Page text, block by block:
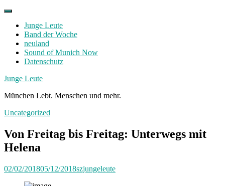
Skip
contentJunge Leute
Band der Woche
neuland
Sound of Munich Now
Datenschutz
Facebook
Twitter
Instagram
Junge Leute
München Lebt. Menschen und mehr.
Uncategorized
Von Freitag bis Freitag: Unterwegs mit
Helena
02/02/201805/12/2018szjungeleute